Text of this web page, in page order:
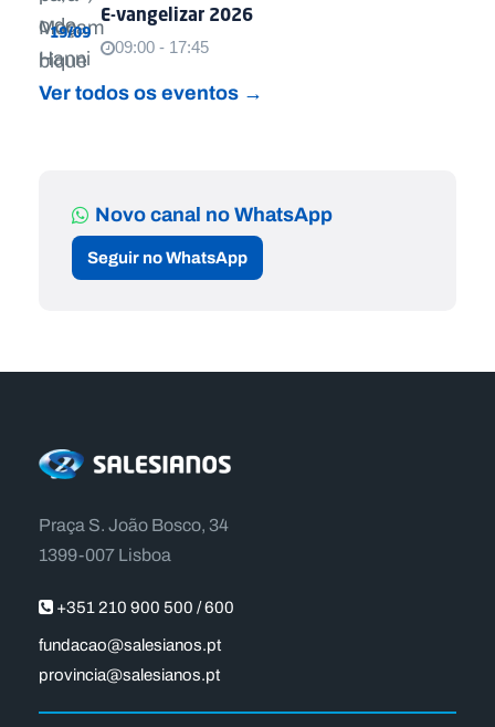
19/09
E-vangelizar 2026
09:00 - 17:45
Ver todos os eventos →
Novo canal no WhatsApp
Seguir no WhatsApp
Praça S. João Bosco, 34
1399-007 Lisboa
+351 210 900 500 / 600
fundacao@salesianos.pt
provincia@salesianos.pt